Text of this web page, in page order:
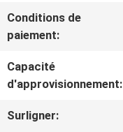
CONTACT
NOUVELLES
TOUS
Conditions de
paiement:
Capacité
d'approvisionnement:
Surligner: